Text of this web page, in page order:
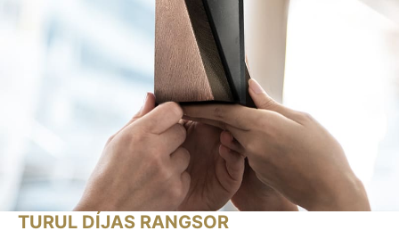
TURUL DÍJAS RANGSOR